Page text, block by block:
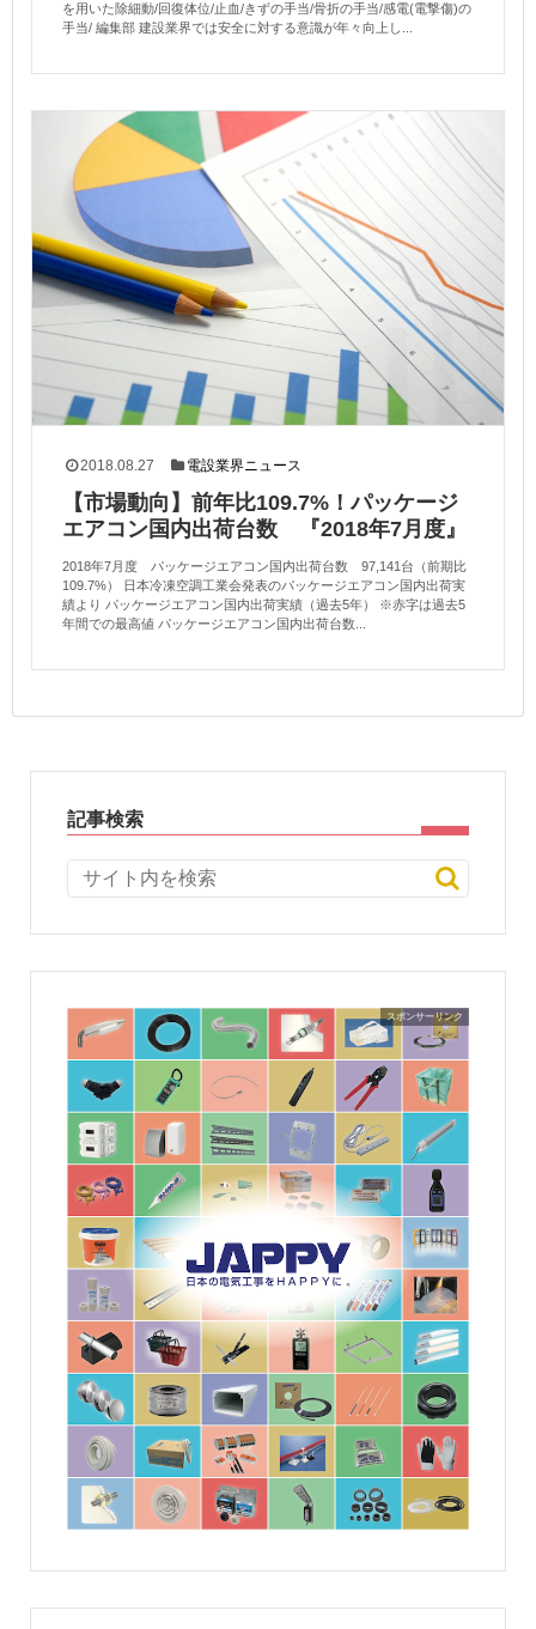
を用いた除細動/回復体位/止血/きずの手当/骨折の手当/感電(電撃傷)の
手当/ 編集部 建設業界では安全に対する意識が年々向上し...
2018.08.27 電設業界ニュース
【市場動向】前年比109.7%！パッケージ
エアコン国内出荷台数 『2018年7月度』
2018年7月度 パッケージエアコン国内出荷台数 97,141台（前期比
109.7%） 日本冷凍空調工業会発表のパッケージエアコン国内出荷実
績より パッケージエアコン国内出荷実績（過去5年） ※赤字は過去5
年間での最高値 パッケージエアコン国内出荷台数...
記事検索